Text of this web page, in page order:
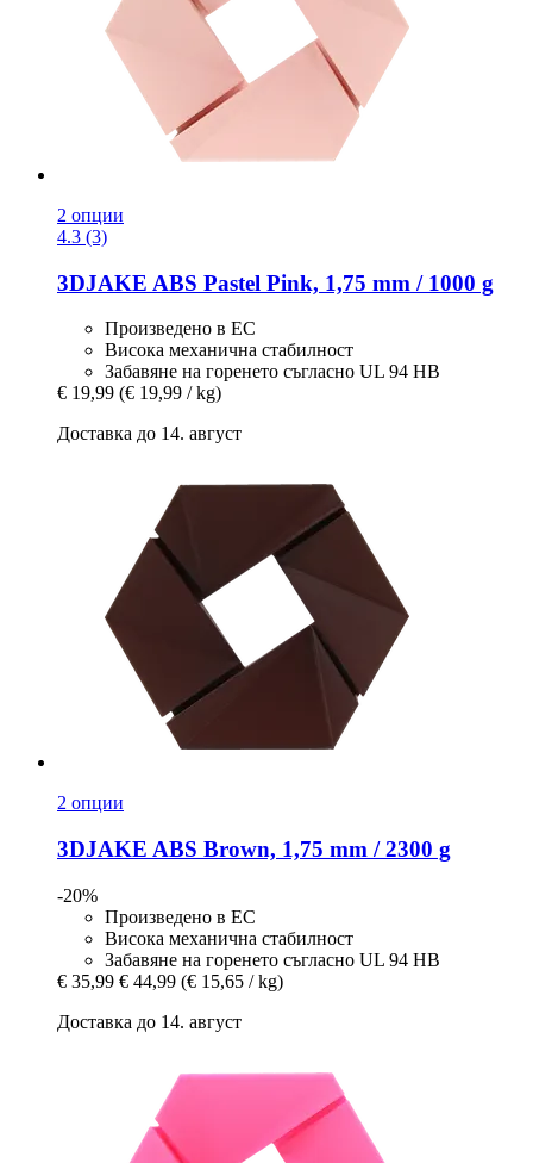
2 опции
4.3 (3)
3DJAKE ABS Pastel Pink, 1,75 mm / 1000 g
Произведено в ЕС
Висока механична стабилност
Забавяне на горенето съгласно UL 94 HB
€ 19,99 (€ 19,99 / kg)
Доставка до 14. август
2 опции
3DJAKE ABS Brown, 1,75 mm / 2300 g
-20%
Произведено в ЕС
Висока механична стабилност
Забавяне на горенето съгласно UL 94 HB
€ 35,99 € 44,99 (€ 15,65 / kg)
Доставка до 14. август